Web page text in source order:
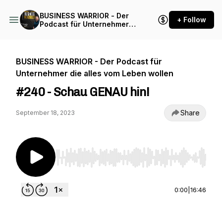
BUSINESS WARRIOR - Der
Podcast für Unternehmer
+ Follow
BUSINESS WARRIOR - Der Podcast für
Unternehmer die alles vom Leben wollen
#240 - Schau GENAU hin!
September 18, 2023 Share
Use Left/Right to seek, Home/End to jump to
0:00 16:46